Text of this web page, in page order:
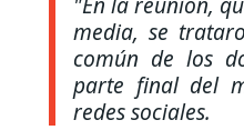
media, se
común de los
parte final del
redes sociales.